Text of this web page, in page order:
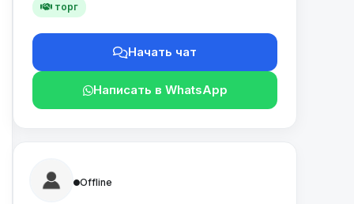
торг
Начать чат
Написать в WhatsApp
Offline